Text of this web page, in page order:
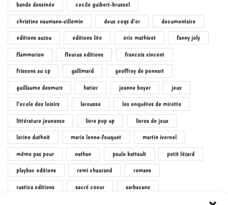
bande dessinée cecile guibert-brussel
christine naumann-villemin deux coqs d'or documentaire
editions auzou editions lito eric mathivet fanny joly
flammarion fleurus editions francois vincent
frissons au cp gallimard geoffroy de pennart
guillaume desmurs hatier jeanne boyer jeux
l'ecole des loisirs larousse les enquêtes de mirette
littérature jeunesse livre pop up livres de jeux
lorine duthoit marie lenne-fouquet martin ivernel
même pas peur nathan paule battault petit lézard
playbac editions remi chaurand romans
rustica editions sacré coeur sarbacane